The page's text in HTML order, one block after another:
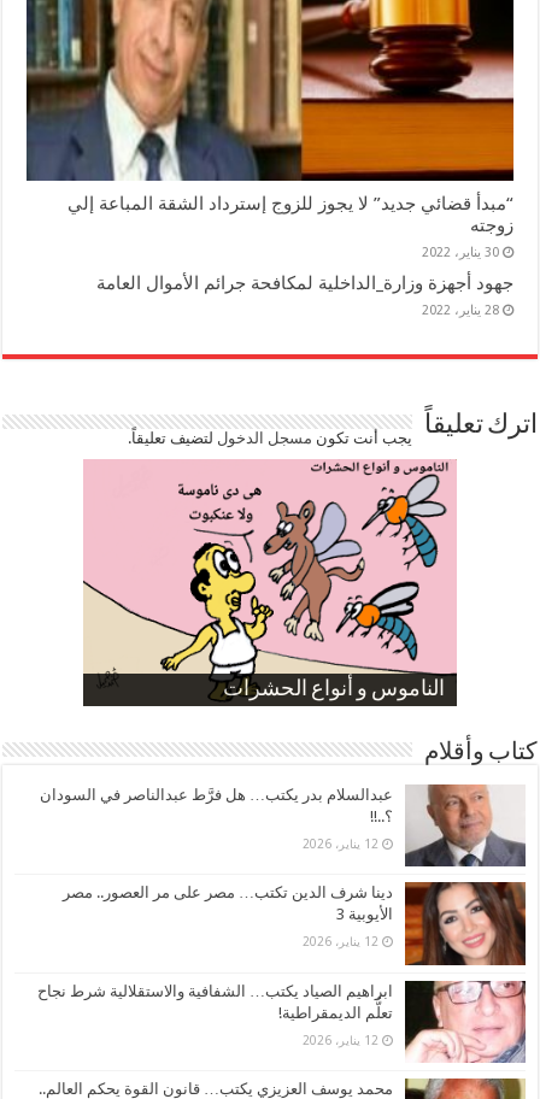
“مبدأ قضائي جديد” لا يجوز للزوج إسترداد الشقة المباعة إلي
زوجته
30 يناير، 2022
جهود أجهزة وزارة_الداخلية لمكافحة جرائم الأموال العامة
28 يناير، 2022
اترك تعليقاً يجب أنت تكون مسجل الدخوللتضيف تعليقاً.
الناموس و أنواع الحشرات
الموظفين بعد ارتفاع الأسعار
ارتفاع نسبة الطلاق في مصر
صورة كاركاتيرية
صورة كاركاتيرية
كتاب وأقلام
عبدالسلام بدر يكتب… هل فرَّط عبدالناصر في السودان
؟..!!
12 يناير، 2026
دينا شرف الدين تكتب… مصر على مر العصور.. مصر
الأيوبية 3
12 يناير، 2026
ابراهيم الصياد يكتب… الشفافية والاستقلالية شرط نجاح
تعلُّم الديمقراطية!
12 يناير، 2026
محمد يوسف العزيزي يكتب… قانون القوة يحكم العالم..